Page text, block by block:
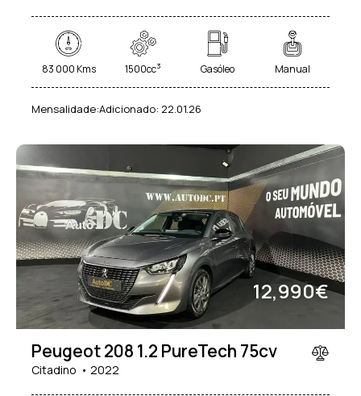
83 000 Kms 1500cc3 Gasóleo Manual
Mensalidade:Adicionado: 22.01.26
12,990€
Peugeot 208 1.2 PureTech 75cv
Citadino 2022